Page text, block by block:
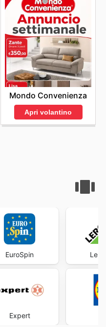
Mondo Convenienza
Apri volantino
EuroSpin
Expert